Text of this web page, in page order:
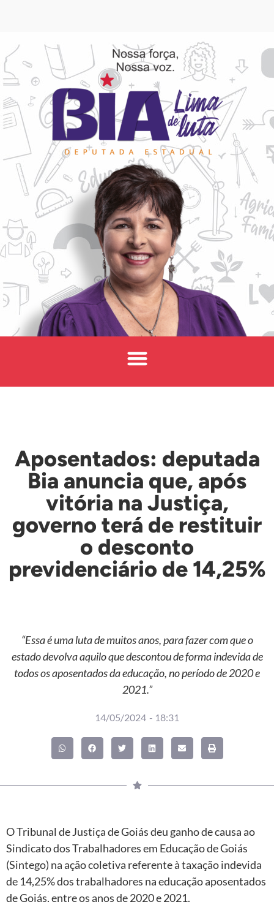
Aposentados: deputada
Bia anuncia que, após
vitória na Justiça,
governo terá de restituir
o desconto
previdenciário de 14,25%
“Essa é uma luta de muitos anos, para fazer com que o
estado devolva aquilo que descontou de forma indevida de
todos os aposentados da educação, no período de 2020 e
2021.”
14/05/2024 - 18:31
O Tribunal de Justiça de Goiás deu ganho de causa ao
Sindicato dos Trabalhadores em Educação de Goiás
(Sintego) na ação coletiva referente à taxação indevida
de 14,25% dos trabalhadores na educação aposentados
de Goiás, entre os anos de 2020 e 2021.